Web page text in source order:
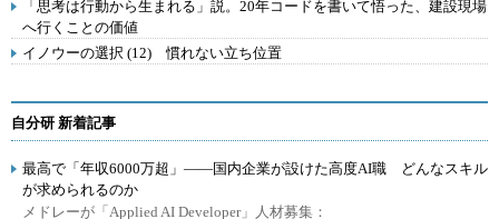
「思考は行動から生まれる」説。20年コードを書いて悟った、建設現場
へ行くことの価値
イノウーの選択 (12) 慣れない立ち位置
自分研 新着記事
最高で「年収6000万超」――国内企業が設けた高度AI職 どんなスキル
が求められるのか
メドレーが「Applied AI Developer」人材募集：